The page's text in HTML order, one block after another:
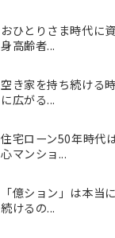
おひとりさま時代に
身高齢者...
空き家を持ち続ける
に広がる...
住宅ローン50年時代
心マンショ...
「億ション」は本当
続けるの...